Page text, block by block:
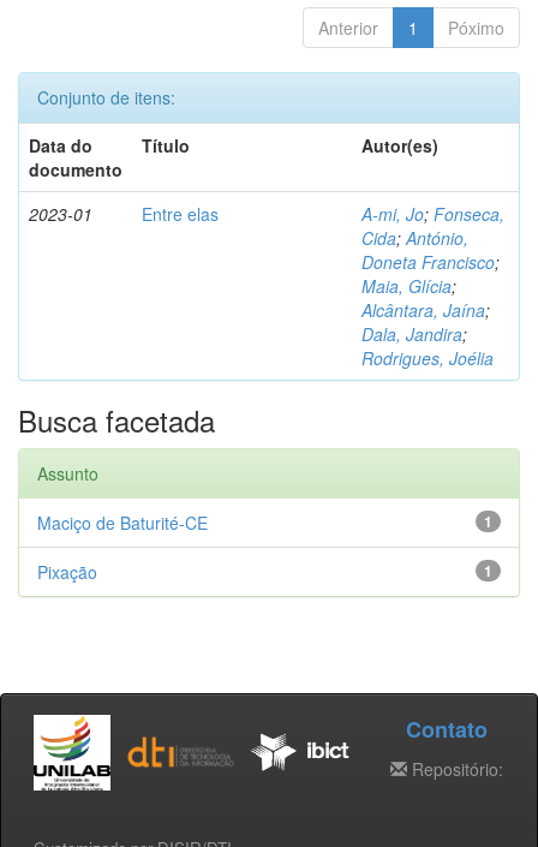
Anterior 1 Póximo
Conjunto de itens:
Data do
documento
Título Autor(es)
2023-01 Entre elas A-mi, Jo; Fonseca,
Cida;António,
Doneta Francisco;
Maia, Glícia;
Alcântara, Jaína;
Dala, Jandira;
Rodrigues, Joélia
Busca facetada
Assunto
1
Maciço de Baturité-CE
1
Pixação
Contato
Repositório: